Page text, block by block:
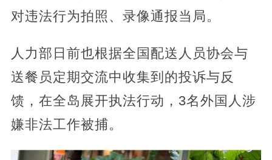
对违法行为拍照、录像通报当局。
人力部日前也根据全国配送人员协会与
送餐员定期交流中收集到的投诉与反
馈，在全岛展开执法行动，3名外国人涉
嫌非法工作被捕。